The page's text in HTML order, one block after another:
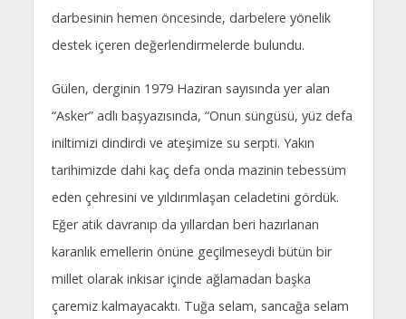
darbesinin hemen öncesinde, darbelere yönelik
destek içeren değerlendirmelerde bulundu.
Gülen, derginin 1979 Haziran sayısında yer alan
“Asker” adlı başyazısında, “Onun süngüsü, yüz defa
iniltimizi dindirdi ve ateşimize su serpti. Yakın
tarihimizde dahi kaç defa onda mazinin tebessüm
eden çehresini ve yıldırımlaşan celadetini gördük.
Eğer atik davranıp da yıllardan beri hazırlanan
karanlık emellerin önüne geçilmeseydi bütün bir
millet olarak inkisar içinde ağlamadan başka
çaremiz kalmayacaktı. Tuğa selam, sancağa selam